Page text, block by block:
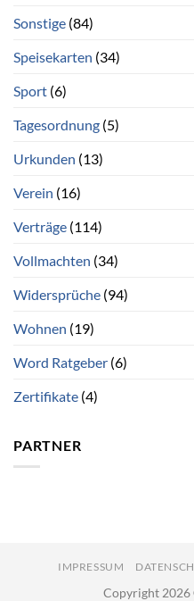
Sonstige (84)
Speisekarten (34)
Sport (6)
Tagesordnung (5)
Urkunden (13)
Verein (16)
Verträge (114)
Vollmachten (34)
Widersprüche (94)
Wohnen (19)
Word Ratgeber (6)
Zertifikate (4)
PARTNER
IMPRESSUM
Copyright